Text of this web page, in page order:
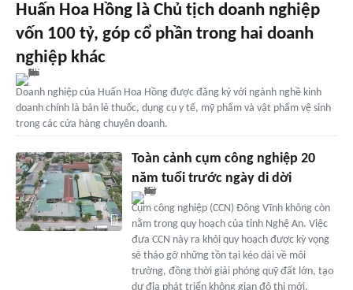
Huấn Hoa Hồng là Chủ tịch doanh nghiệp
vốn 100 tỷ, góp cổ phần trong hai doanh
nghiệp khác
Doanh nghiệp của Huấn Hoa Hồng được đăng ký với ngành nghề kinh
doanh chính là bán lẻ thuốc, dụng cụ y tế, mỹ phẩm và vật phẩm vệ sinh
trong các cửa hàng chuyên doanh.
Toàn cảnh cụm công nghiệp 20
năm tuổi trước ngày di dời
Cụm công nghiệp (CCN) Đông Vĩnh không còn
nằm trong quy hoạch của tỉnh Nghệ An. Việc
đưa CCN này ra khỏi quy hoạch được kỳ vọng
sẽ tháo gỡ những tồn tại kéo dài về môi
trường, đồng thời giải phóng quỹ đất lớn, tạo
dư địa phát triển không gian đô thị mới.